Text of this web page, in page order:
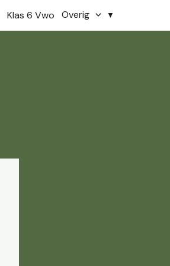
Klas 6 Vwo Overig